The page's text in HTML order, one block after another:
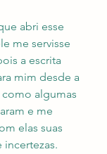
abri esse
me servisse
a escrita
mim desde a
como algumas
e me
elas suas
incertezas.